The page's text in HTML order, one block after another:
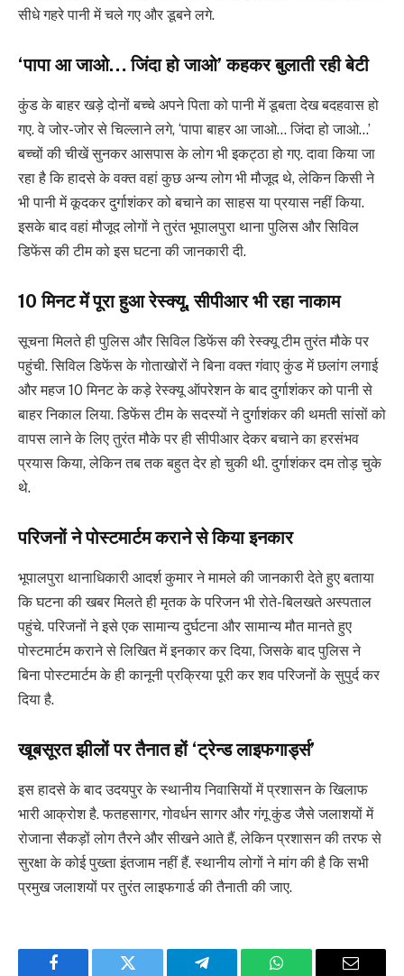
सीधे गहरे पानी में चले गए और डूबने लगे.
‘पापा आ जाओ… जिंदा हो जाओ’ कहकर बुलाती रही बेटी
कुंड के बाहर खड़े दोनों बच्चे अपने पिता को पानी में डूबता देख बदहवास हो
गए. वे जोर-जोर से चिल्लाने लगे, ‘पापा बाहर आ जाओ… जिंदा हो जाओ…’
बच्चों की चीखें सुनकर आसपास के लोग भी इकट्ठा हो गए. दावा किया जा
रहा है कि हादसे के वक्त वहां कुछ अन्य लोग भी मौजूद थे, लेकिन किसी ने
भी पानी में कूदकर दुर्गाशंकर को बचाने का साहस या प्रयास नहीं किया.
इसके बाद वहां मौजूद लोगों ने तुरंत भूपालपुरा थाना पुलिस और सिविल
डिफेंस की टीम को इस घटना की जानकारी दी.
10 मिनट में पूरा हुआ रेस्क्यू, सीपीआर भी रहा नाकाम
सूचना मिलते ही पुलिस और सिविल डिफेंस की रेस्क्यू टीम तुरंत मौके पर
पहुंची. सिविल डिफेंस के गोताखोरों ने बिना वक्त गंवाए कुंड में छलांग लगाई
और महज 10 मिनट के कड़े रेस्क्यू ऑपरेशन के बाद दुर्गाशंकर को पानी से
बाहर निकाल लिया. डिफेंस टीम के सदस्यों ने दुर्गाशंकर की थमती सांसों को
वापस लाने के लिए तुरंत मौके पर ही सीपीआर देकर बचाने का हरसंभव
प्रयास किया, लेकिन तब तक बहुत देर हो चुकी थी. दुर्गाशंकर दम तोड़ चुके
थे.
परिजनों ने पोस्टमार्टम कराने से किया इनकार
भूपालपुरा थानाधिकारी आदर्श कुमार ने मामले की जानकारी देते हुए बताया
कि घटना की खबर मिलते ही मृतक के परिजन भी रोते-बिलखते अस्पताल
पहुंचे. परिजनों ने इसे एक सामान्य दुर्घटना और सामान्य मौत मानते हुए
पोस्टमार्टम कराने से लिखित में इनकार कर दिया, जिसके बाद पुलिस ने
बिना पोस्टमार्टम के ही कानूनी प्रक्रिया पूरी कर शव परिजनों के सुपुर्द कर
दिया है.
खूबसूरत झीलों पर तैनात हों ‘ट्रेन्ड लाइफगार्ड्स’
इस हादसे के बाद उदयपुर के स्थानीय निवासियों में प्रशासन के खिलाफ
भारी आक्रोश है. फतहसागर, गोवर्धन सागर और गंगू कुंड जैसे जलाशयों में
रोजाना सैकड़ों लोग तैरने और सीखने आते हैं, लेकिन प्रशासन की तरफ से
सुरक्षा के कोई पुख्ता इंतजाम नहीं हैं. स्थानीय लोगों ने मांग की है कि सभी
प्रमुख जलाशयों पर तुरंत लाइफगार्ड की तैनाती की जाए.